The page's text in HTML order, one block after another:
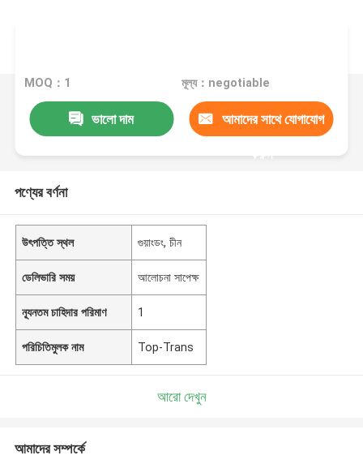
MOQ：1 মূল্য：negotiable
ভালো দাম আমাদের সাথে যোগাযোগ
করুন
পণ্যের বর্ণনা
উৎপত্তি স্থল গুয়াংডং, চীন
ডেলিভারি সময় আলোচনা সাপেক্ষ
ন্যূনতম চাহিদার পরিমাণ 1
পরিচিতিমুলক নাম Top-Trans
আরো দেখুন
আমাদের সম্পর্কে